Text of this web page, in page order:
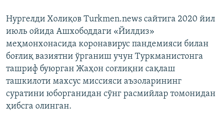
Нургелди Холиқов Turkmen.news сайтига 2020 йил
июль ойида Ашхободдаги «Йилдиз»
меҳмонхонасида коронавирус пандемияси билан
боғлиқ вазиятни ўрганиш учун Туркманистонга
ташриф буюрган Жаҳон соғлиқни сақлаш
ташкилоти махсус миссияси аъзоларининг
суратини юборганидан сўнг расмийлар томонидан
ҳибсга олинган.